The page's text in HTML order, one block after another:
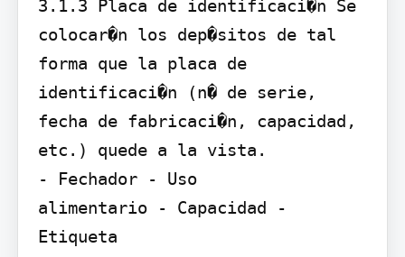
3.1.3 Placa de identificaci�n Se
colocar�n los dep�sitos de tal
forma que la placa de
identificaci�n (n� de serie,
fecha de fabricaci�n, capacidad,
etc.) quede a la vista.
- Fechador - Uso
alimentario - Capacidad -
Etiqueta